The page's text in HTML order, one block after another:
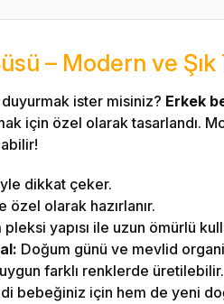
– Modern ve Şık
ister misiniz? Erkek
için özel olarak tasarlandı.
dikkat çeker.
olarak hazırlanır.
yapısı ile uzun ömürlü
Doğum günü ve mevlid
farklı renklerde üretilebilir.
bebeğiniz için hem de yeni